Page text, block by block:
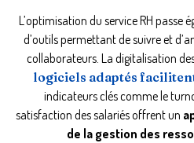
L’optimisation du service RH passe
d’outils permettant de suivre et
collaborateurs. La digitalisation
logiciels adaptés
indicateurs clés comme le
satisfaction des salariés offrent un
de la gestion des